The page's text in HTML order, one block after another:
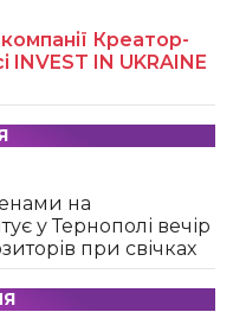
Креатор-
INVEST IN UKRAINE
на
у Тернополі вечір
при свічках